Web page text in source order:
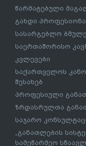
წარმატებული
გახდი
სასარგებლო
საერთაშორისო
კვლევები
საქართველოს
შესახებ
პროფესიული
ზრდასრულთა
საჯარო
„განათლების
სამეწარმეო